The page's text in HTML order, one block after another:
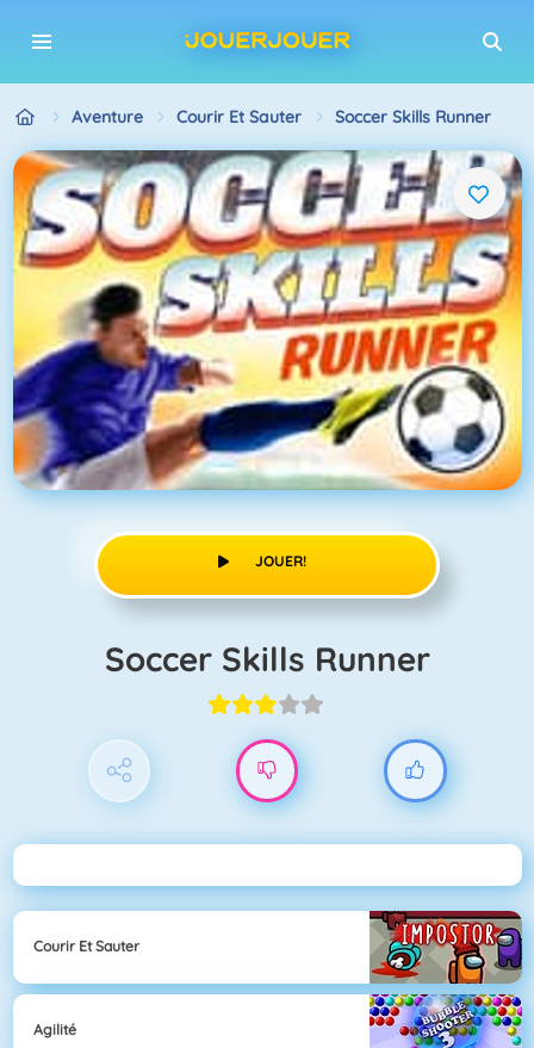
Aventure Courir Et Sauter Soccer Skills Runner
JOUER!
Soccer Skills Runner
Courir Et Sauter
Agilité